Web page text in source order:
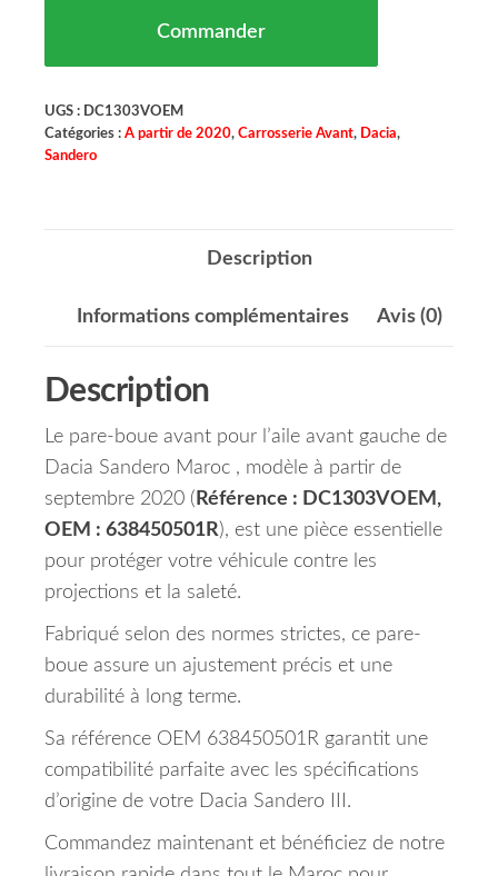
Commander
UGS : DC1303VOEM
Catégories : A partir de 2020, Carrosserie Avant, Dacia,
Sandero
Description
Informations complémentaires Avis (0)
Description
Le pare-boue avant pour l’aile avant gauche de
Dacia Sandero Maroc , modèle à partir de
septembre 2020 ( Référence : DC1303VOEM,
OEM : 638450501R), est une pièce essentielle
pour protéger votre véhicule contre les
projections et la saleté.
Fabriqué selon des normes strictes, ce pare-
boue assure un ajustement précis et une
durabilité à long terme.
Sa référence OEM 638450501R garantit une
compatibilité parfaite avec les spécifications
d’origine de votre Dacia Sandero III.
Commandez maintenant et bénéficiez de notre